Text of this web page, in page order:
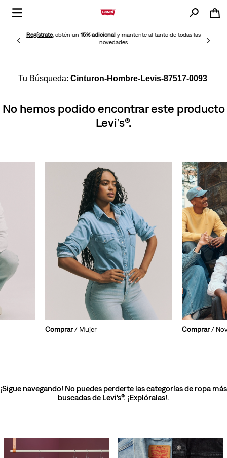
Regístrate, obtén un15% adicionaly mantente al tanto de todas las
novedades
Cinturon-Hombre-Levis-87517-0093
No hemos podido encontrar este producto
Levi’s®.
Comprar/ Mujer Comprar/
¡Sigue navegando! No puedes perderte las categorías de ropa más
buscadas de Levi’s®. ¡Explóralas!.